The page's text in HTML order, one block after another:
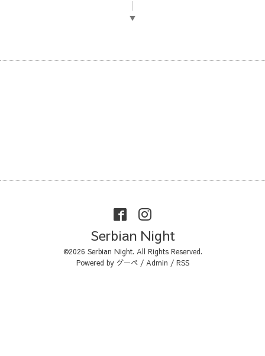
▼
Serbian Night
©2026 Serbian Night. All Rights Reserved.
Powered by グーペ/ Admin / RSS